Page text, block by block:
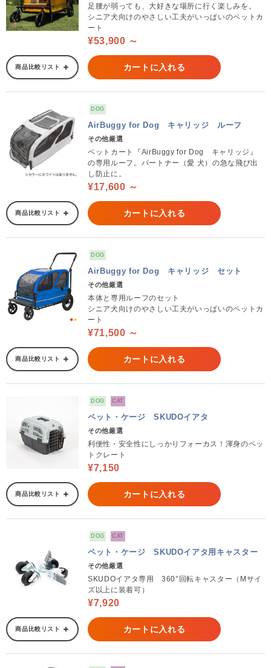
足腰が弱っても、大好きな場所に行く楽しみを。
シニア犬向けのやさしい工夫がいっぱいのペットカ
ート
¥53,900 ～
商品比較リスト カートに入れる
DOG
AirBuggy for Dog キャリッジ ルーフ
その他厳選
ペットカート『AirBuggy for Dog キャリッジ』
の専用ルーフ。パートナー（愛 犬）の急な飛び出
し防止に。
¥17,600 ～
商品比較リスト カートに入れる
DOG
AirBuggy for Dog キャリッジ セット
その他厳選
本体と専用ルーフのセット
シニア犬向けのやさしい工夫がいっぱいのペットカ
ート
¥71,500 ～
商品比較リスト カートに入れる
DOG CAT
ペット・ケージ SKUDOイアタ
その他厳選
利便性・安全性にしっかりフォーカス！渾身のペッ
トクレート
¥7,150
商品比較リスト カートに入れる
DOG CAT
ペット・ケージ SKUDOイアタ用キャスター
その他厳選
SKUDOイアタ専用 360°回転キャスター（Mサイ
ズ以上に装着可）
¥7,920
商品比較リスト カートに入れる